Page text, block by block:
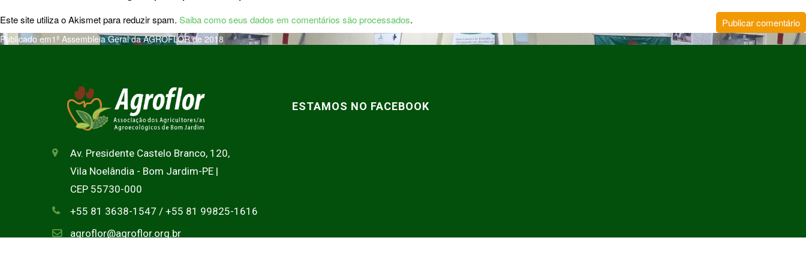
Este site utiliza o Akismet para reduzir spam. Saiba como seus dados em comentários são processados.
Publicado em1ª Assembleia Geral da AGROFLOR de 2018
Av. Presidente Castelo Branco, 120,
Vila Noelândia - Bom Jardim-PE |
CEP 55730-000
+55 81 3638-1547 / +55 81 99825-1616
agroflor@agroflor.org.br
ESTAMOS NO FACEBOOK